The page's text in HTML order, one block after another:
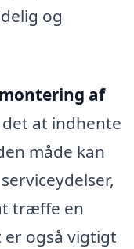
og
montering af
at indhente
måde kan
træffe en
også vigtigt